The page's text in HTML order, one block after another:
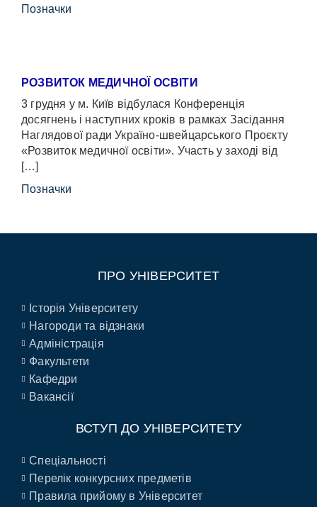
Позначки
РОЗВИТОК МЕДИЧНОЇ ОСВІТИ
3 грудня у м. Київ відбулася Конференція
досягнень і наступних кроків в рамках Засідання
Наглядової ради Україно-швейцарського Проєкту
«Розвиток медичної освіти». Участь у заході від
[…]
Позначки
ПРО УНІВЕРСИТЕТ
Історія Університету
Нагороди та відзнаки
Адміністрація
Факультети
Кафедри
Вакансії
ВСТУП ДО УНІВЕРСИТЕТУ
Спеціальності
Перелік конкурсних предметів
Правила прийому в Університет